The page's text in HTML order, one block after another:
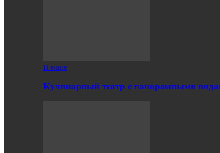
В мире
Кулинарный театр с панорамными